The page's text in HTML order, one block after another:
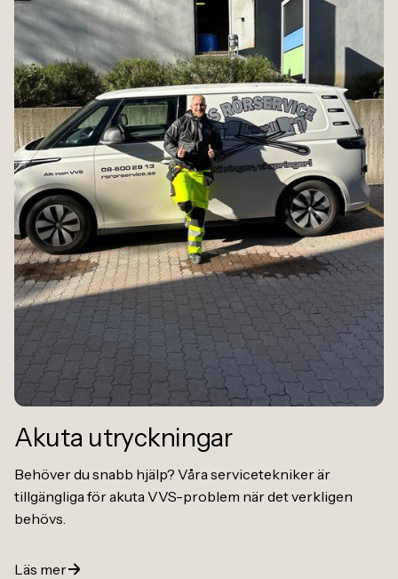
Akuta utryckningar
Behöver du snabb hjälp? Våra servicetekniker är
tillgängliga för akuta VVS-problem när det verkligen
behövs.
Läs mer